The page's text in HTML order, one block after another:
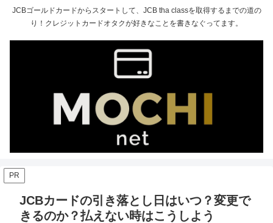
JCBゴールドカードからスタートして、JCB tha classを取得するまでの道の
り！クレジットカードオタクが好きなことを書きなぐってます。
PR
JCBカードの引き落とし日はいつ？変更で
きるのか？払えない時はこうしよう